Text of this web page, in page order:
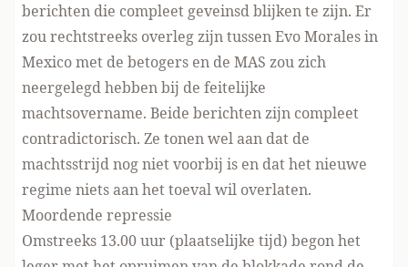
berichten die compleet geveinsd blijken te zijn. Er
zou rechtstreeks overleg zijn tussen Evo Morales in
Mexico met de betogers en de MAS zou zich
neergelegd hebben bij de feitelijke
machtsovername. Beide berichten zijn compleet
contradictorisch. Ze tonen wel aan dat de
machtsstrijd nog niet voorbij is en dat het nieuwe
regime niets aan het toeval wil overlaten.
Moordende repressie
Omstreeks 13.00 uur (plaatselijke tijd) begon het